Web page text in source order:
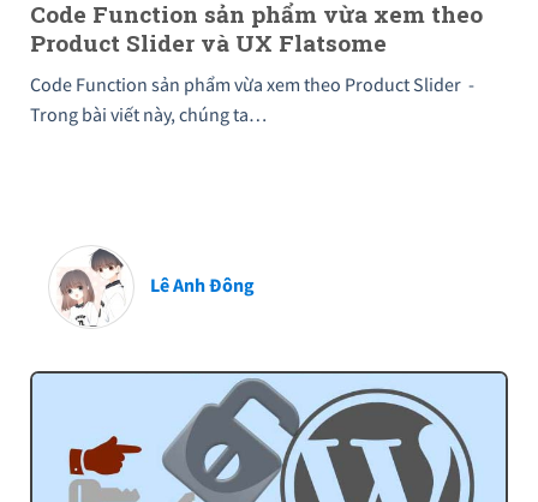
Code Function sản phẩm vừa xem theo
Product Slider và UX Flatsome
Code Function sản phẩm vừa xem theo Product Slider -
Trong bài viết này, chúng ta…
Lê Anh Đông